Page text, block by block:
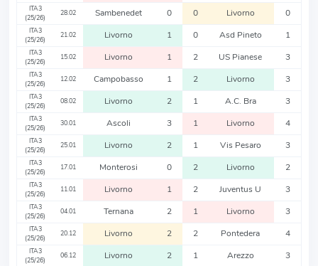
ITA3
(25/26)
28.02 Sambenedet 0 0 Livorno 0
ITA3
(25/26)
21.02 Livorno 1 0 Asd Pineto 1
ITA3
(25/26)
15.02 Livorno 1 2 US Pianese 3
ITA3
(25/26)
12.02 Campobasso 1 2 Livorno 3
ITA3
(25/26)
08.02 Livorno 2 1 A.C. Bra 3
ITA3
(25/26)
30.01 Ascoli 3 1 Livorno 4
ITA3
(25/26)
25.01 Livorno 2 1 Vis Pesaro 3
ITA3
(25/26)
17.01 Monterosi 0 2 Livorno 2
ITA3
(25/26)
11.01 Livorno 1 2 Juventus U 3
ITA3
(25/26)
04.01 Ternana 2 1 Livorno 3
ITA3
(25/26)
20.12 Livorno 2 2 Pontedera 4
ITA3
(25/26)
06.12 Livorno 2 1 Arezzo 3